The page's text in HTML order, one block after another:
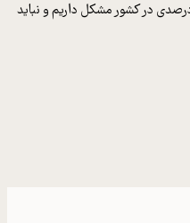
مقننه تاکید کرد: بار‌ها عرض کرده‌ام که ما در مجلس مصالح کلی کشور را مد نظر داریم و دنبال می‌کنیم و نباید رفتار‌های منطقه‌ای و قشری داشته باشیم که درست نیست. ما هم اکنون در تحقق رشد ۸ درصدی در کشور مشکل داریم و نباید